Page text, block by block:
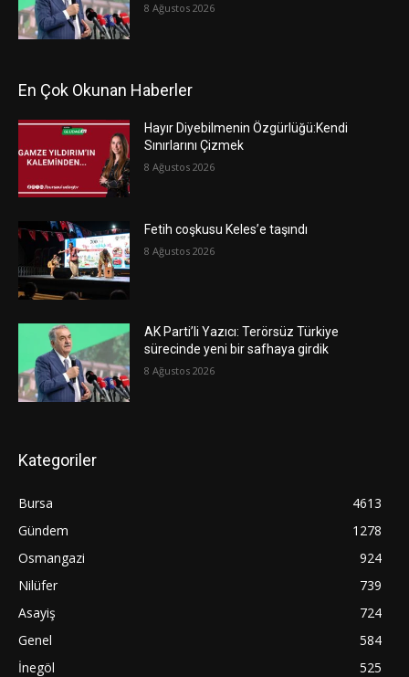
8 Ağustos 2026
En Çok Okunan Haberler
Hayır Diyebilmenin Özgürlüğü:Kendi
Sınırlarını Çizmek
8 Ağustos 2026
Fetih coşkusu Keles’e taşındı
8 Ağustos 2026
AK Parti’li Yazıcı: Terörsüz Türkiye
sürecinde yeni bir safhaya girdik
8 Ağustos 2026
Kategoriler
Bursa
4613
Gündem
1278
Osmangazi
924
Nilüfer
739
Asayiş
724
Genel
584
İnegöl
525